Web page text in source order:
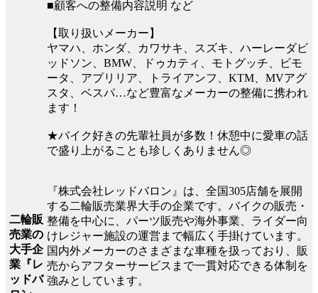
■顧客への整備内容説明 など
【取り扱いメーカー】
ヤマハ、ホンダ、カワサキ、スズキ、ハーレーダビ
ッドソン、BMW、ドゥカティ、モトグッチ、ビモ
ータ、アプリリア、トライアンフ、KTM、MVアグ
スタ、ベスパ…など豊富なメーカーの整備に携われ
ます！
★バイク好きの先輩社員が多数！休憩中に愛車の話
で盛り上がることも珍しくありません◎
二輪販
売業の
大手企
業『レ
ッドバ
『株式会社レッドバロン』は、全国305店舗を展開
する二輪販売業界大手の企業です。バイクの販売・
整備を中心に、パーツ販売や海外事業、ライダー向
けレジャー施設の運営まで幅広く手掛けています。
国内外メーカーのさまざまな車種を扱っており、販
売からアフターサービスまで一貫対応できる体制を
強みとしています。